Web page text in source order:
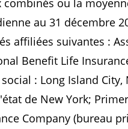
au 31 décembre
affiliées suivantes :
Benefit Life
: Long Island City,
de New York;
Company (bureau